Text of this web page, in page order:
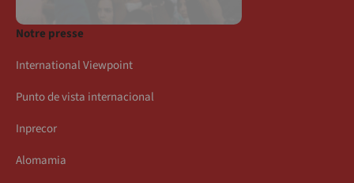
Notre presse
International Viewpoint
Punto de vista internacional
Inprecor
Alomamia